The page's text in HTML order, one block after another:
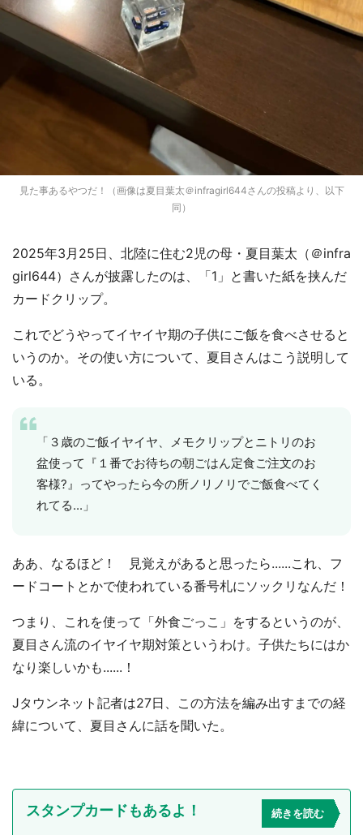
見た事あるやつだ！（画像は夏目葉太＠infragirl644さんの投稿より、以下
同）
2025年3月25日、北陸に住む2児の母・夏目葉太（＠infra
girl644）さんが披露したのは、「1」と書いた紙を挟んだ
カードクリップ。
これでどうやってイヤイヤ期の子供にご飯を食べさせると
いうのか。その使い方について、夏目さんはこう説明して
いる。
「３歳のご飯イヤイヤ、メモクリップとニトリのお
盆使って『１番でお待ちの朝ごはん定食ご注文のお
客様?』ってやったら今の所ノリノリでご飯食べてく
れてる...」
ああ、なるほど！ 見覚えがあると思ったら......これ、フ
ードコートとかで使われている番号札にソックリなんだ！
つまり、これを使って「外食ごっこ」をするというのが、
夏目さん流のイヤイヤ期対策というわけ。子供たちにはか
なり楽しいかも......！
Jタウンネット記者は27日、この方法を編み出すまでの経
緯について、夏目さんに話を聞いた。
スタンプカードもあるよ！ 続きを読む